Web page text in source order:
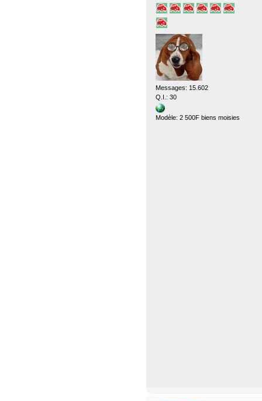
Messages: 15.602
Q.I.: 30
Modèle: 2 500F biens moisies